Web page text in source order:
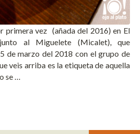
primera vez (añada del 2016) en El
al Miguelete (Micalet), que
de marzo del 2018 con el grupo de
veis arriba es la etiqueta de aquella
se …